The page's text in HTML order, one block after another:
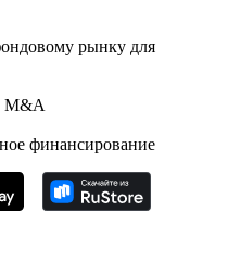
рынку для
M&A
финансирование